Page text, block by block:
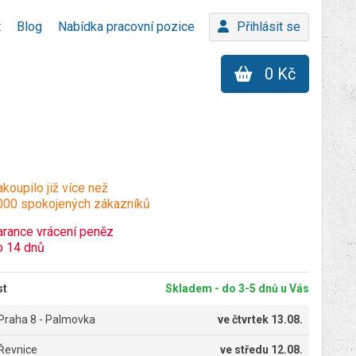
Blog Nabídka pracovní pozice Přihlásit se
0 Kč
již více než
spokojených zákazníků
vrácení peněz
14 dnů
Skladem - do 3-5 dnů u Vás
8 - Palmovka večtvrtek 13.08.
ve středu 12.08.